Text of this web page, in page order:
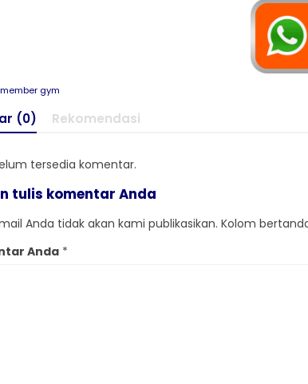
gym
(0) Rekomendasi
tersedia komentar.
tulis komentar Anda
Anda tidak akan kami publikasikan. Kolom
Anda *